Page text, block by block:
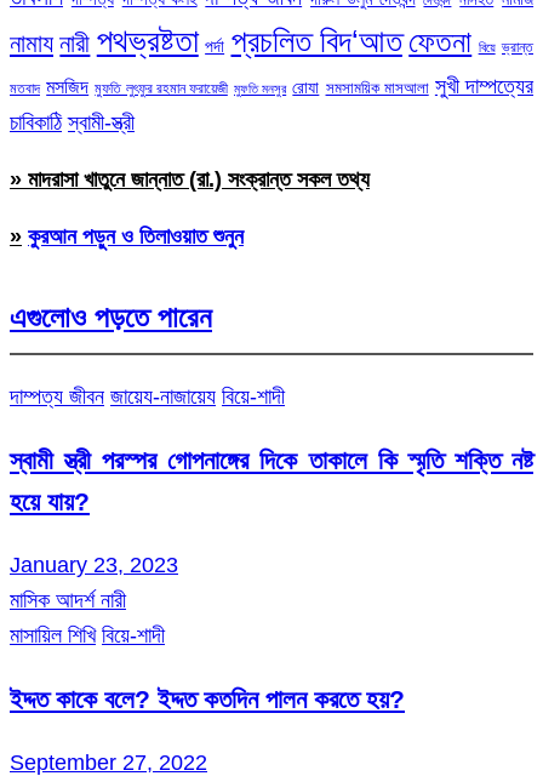
নামায নারী পথভ্রষ্টতা পর্দা প্রচলিত বিদ‘আত ফেতনা বিয়ে ভ্রান্ত
মতবাদ মসজিদ মুফতি লুৎফুর রহমান ফরায়েজী মুফতি মনসুর রোযা সমসাময়িক মাসআলা সুখী দাম্পত্যের
চাবিকাঠি স্বামী-স্ত্রী
» মাদরাসা খাতুনে জান্নাত (রা.) সংক্রান্ত সকল তথ্য
» কুরআন পড়ুন ও তিলাওয়াত শুনুন
এগুলোও পড়তে পারেন
দাম্পত্য জীবন জায়েয-নাজায়েয বিয়ে-শাদী
স্বামী স্ত্রী পরস্পর গোপনাঙ্গের দিকে তাকালে কি স্মৃতি শক্তি নষ্ট
হয়ে যায়?
January 23, 2023
মাসিক আদর্শ নারী
মাসায়িল শিখি বিয়ে-শাদী
ইদ্দত কাকে বলে? ইদ্দত কতদিন পালন করতে হয়?
September 27, 2022